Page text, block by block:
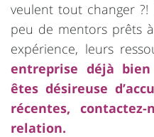
veulent tout changer ?!
peu de mentors prêts
expérience, leurs
entreprise déjà
êtes désireuse
récentes,
relation.